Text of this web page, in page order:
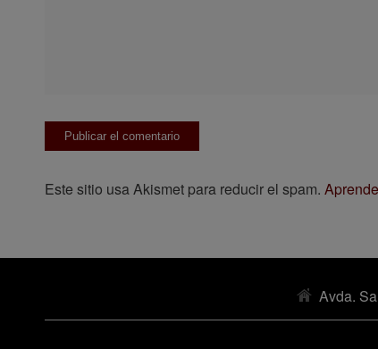
Este sitio usa Akismet para reducir el spam.
Avda.